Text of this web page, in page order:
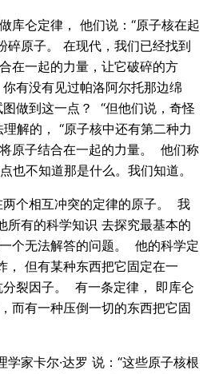
库仑定律， 他们说：“原子核在起
碎原子。 在现代，我们已经找到
在一起的力量，让它破碎的方
有没有见过帕洛阿尔托那边绵
做到这一点？ “但他们说，奇怪
解的， “原子核中还有第二种力
原子结合在一起的力量。 他们称
也不知道那是什么。我们知道。
个相互冲突的定律的原子。 我
所有的科学知识 去探究最基本的
个无法解答的问题。 他的科学定
， 但有某种东西把它固定在一
裂因子。 有一条定律， 即库仑
而有一种压倒一切的东西把它固
家卡尔·达罗 说：“这些原子核根